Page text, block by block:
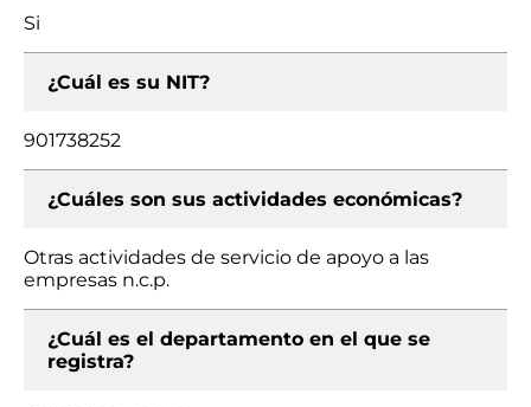
Si
¿Cuál es su NIT?
901738252
¿Cuáles son sus actividades económicas?
Otras actividades de servicio de apoyo a las
empresas n.c.p.
¿Cuál es el departamento en el que se
registra?